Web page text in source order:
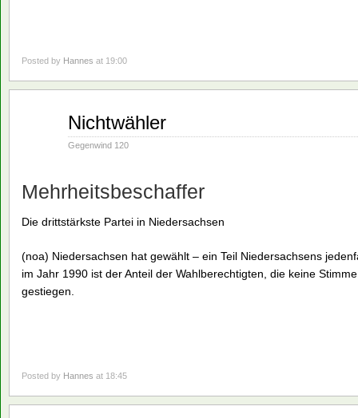
Posted by Hannes at 19:00
Nichtwähler
Gegenwind 120
Mehrheitsbeschaffer
Die drittstärkste Partei in Niedersachsen
(noa) Niedersachsen hat gewählt – ein Teil Niedersachsens
im Jahr 1990 ist der Anteil der Wahlberechtigten, die keine
gestiegen.
Posted by Hannes at 18:45